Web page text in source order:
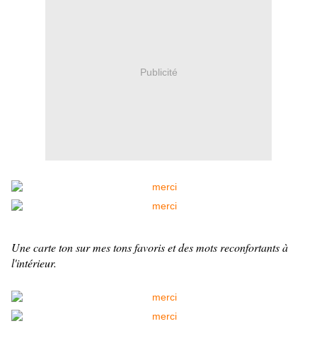
Publicité
Une carte ton sur mes tons favoris et des mots reconfortants à
l'intérieur.